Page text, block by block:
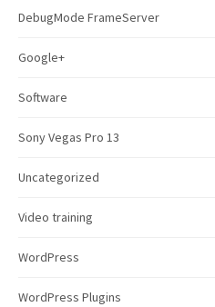
r
DebugMode FrameServer
Google+
Software
Sony Vegas Pro 13
Uncategorized
Video training
WordPress
WordPress Plugins